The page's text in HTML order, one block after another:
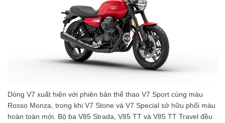
Dòng V7 xuất hiện với phiên bản thể thao V7 Sport cùng màu
Rosso Monza, trong khi V7 Stone và V7 Special sở hữu phối màu
hoàn toàn mới. Bộ ba V85 Strada, V85 TT và V85 TT Travel đều